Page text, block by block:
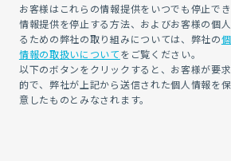
お客様はこれらの情報提供をいつでも停止でき
情報提供を停止する方法、およびお客様の個
るための弊社の取り組みについては、弊社の
情報の取扱いについてをご覧ください。
以下のボタンをクリックすると、お客様が要
的で、弊社が上記から送信された個人情報を
意したものとみなされます。